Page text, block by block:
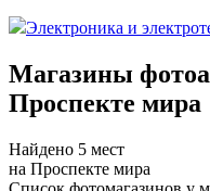
Электроника и
Магазины
Проспекте мира
Найдено 5 мест
на Проспекте мира